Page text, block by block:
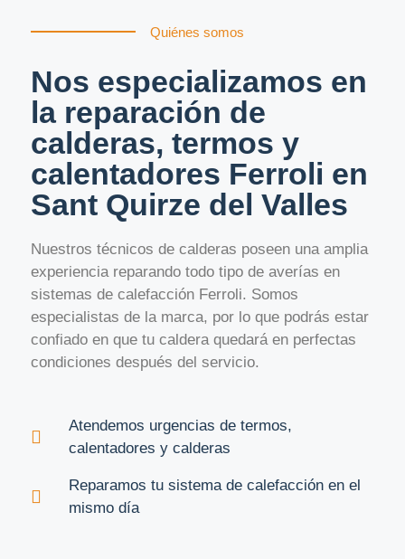
Quiénes somos
Nos especializamos en
la reparación de
calderas, termos y
calentadores Ferroli en
Sant Quirze del Valles
Nuestros técnicos de calderas poseen una amplia
experiencia reparando todo tipo de averías en
sistemas de calefacción Ferroli. Somos
especialistas de la marca, por lo que podrás estar
confiado en que tu caldera quedará en perfectas
condiciones después del servicio.
Atendemos urgencias de termos,
calentadores y calderas
Reparamos tu sistema de calefacción en el
mismo día